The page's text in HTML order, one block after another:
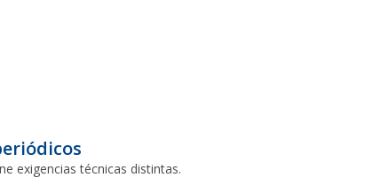
exigencias técnicas distintas.